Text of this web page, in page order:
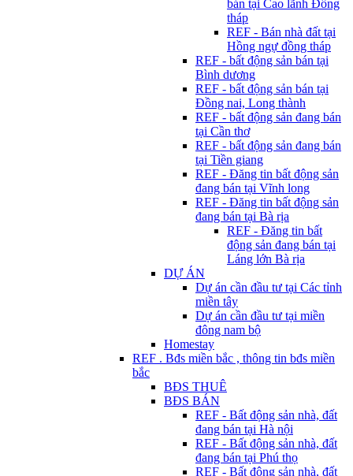
bán tại Cao lãnh Đồng
tháp
REF - Bán nhà đất tại
Hồng ngự đồng tháp
REF - bất động sản bán tại
Bình dương
REF - bất động sản bán tại
Đồng nai, Long thành
REF - bất động sản đang bán
tại Cần thơ
REF - bất động sản đang bán
tại Tiền giang
REF - Đăng tin bất động sản
đang bán tại Vĩnh long
REF - Đăng tin bất động sản
đang bán tại Bà rịa
REF - Đăng tin bất
động sản đang bán tại
Láng lớn Bà rịa
DỰ ÁN
Dự án cần đầu tư tại Các tỉnh
miền tây
Dự án cần đầu tư tại miền
đông nam bộ
Homestay
REF . Bđs miền bắc , thông tin bđs miền
bắc
BĐS THUÊ
BĐS BÁN
REF - Bất động sản nhà, đất
đang bán tại Hà nội
REF - Bất động sản nhà, đất
đang bán tại Phú thọ
REF - Bất động sản nhà, đất